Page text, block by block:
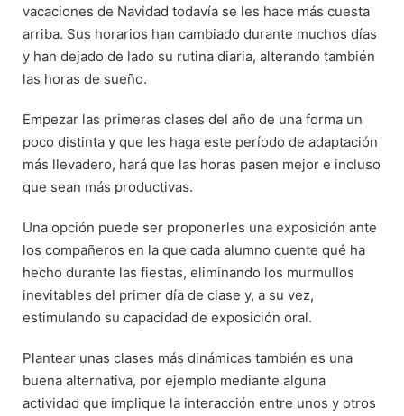
vacaciones de Navidad todavía se les hace más cuesta
arriba. Sus horarios han cambiado durante muchos días
y han dejado de lado su rutina diaria, alterando también
las horas de sueño.
Empezar las primeras clases del año de una forma un
poco distinta y que les haga este período de adaptación
más llevadero, hará que las horas pasen mejor e incluso
que sean más productivas.
Una opción puede ser proponerles una exposición ante
los compañeros en la que cada alumno cuente qué ha
hecho durante las fiestas, eliminando los murmullos
inevitables del primer día de clase y, a su vez,
estimulando su capacidad de exposición oral.
Plantear unas clases más dinámicas también es una
buena alternativa, por ejemplo mediante alguna
actividad que implique la interacción entre unos y otros